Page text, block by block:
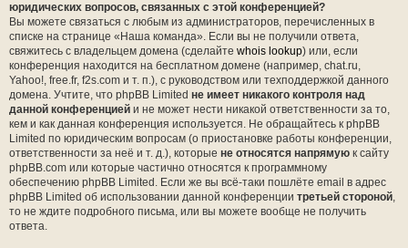
юридических вопросов, связанных с этой конференцией?
Вы можете связаться с любым из администраторов, перечисленных в
списке на странице «Наша команда». Если вы не получили ответа,
свяжитесь с владельцем домена (сделайте whois lookup) или, если
конференция находится на бесплатном домене (например, chat.ru,
Yahoo!, free.fr, f2s.com и т. п.), с руководством или техподдержкой данного
домена. Учтите, что phpBB Limited не имеет никакого контроля над
данной конференцией и не может нести никакой ответственности за то,
кем и как данная конференция используется. Не обращайтесь к phpBB
Limited по юридическим вопросам (о приостановке работы конференции,
ответственности за неё и т. д.), которые не относятся напрямую к сайту
phpBB.com или которые частично относятся к программному
обеспечению phpBB Limited. Если же вы всё-таки пошлёте email в адрес
phpBB Limited об использовании данной конференции третьей стороной,
то не ждите подробного письма, или вы можете вообще не получить
ответа.